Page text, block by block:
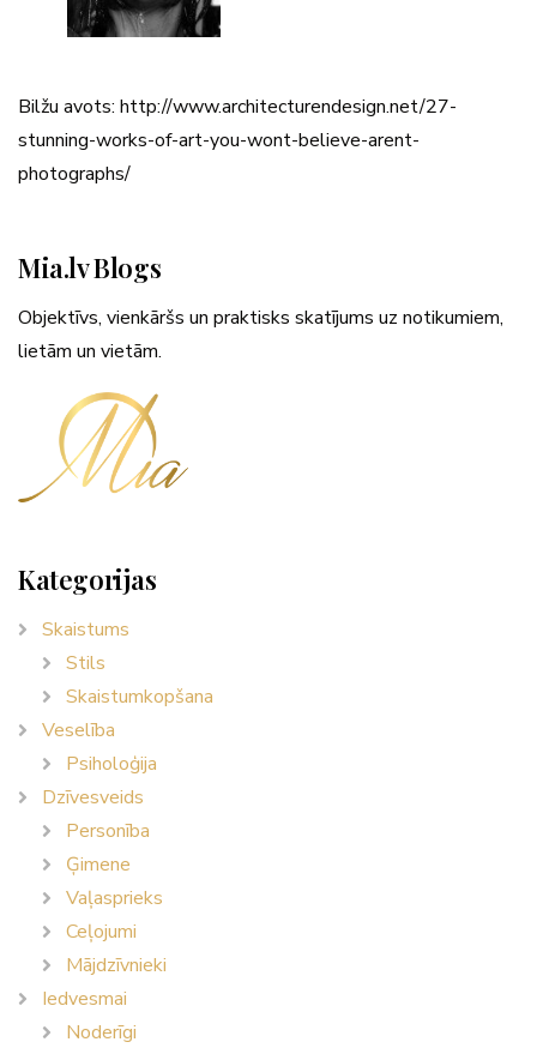
Bilžu avots: http://www.architecturendesign.net/27-
stunning-works-of-art-you-wont-believe-arent-
photographs/
Mia.lv Blogs
Objektīvs, vienkāršs un praktisks skatījums uz notikumiem,
lietām un vietām.
Kategorijas
Skaistums
Stils
Skaistumkopšana
Veselība
Psiholoģija
Dzīvesveids
Personība
Ģimene
Vaļasprieks
Ceļojumi
Mājdzīvnieki
Iedvesmai
Noderīgi